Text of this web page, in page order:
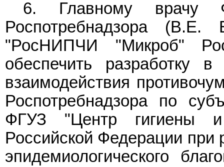
6. Главному врачу
Роспотребнадзора (В.Е.
"РосНИПЧИ "Микроб"
обеспечить разработку
взаимодействия
Роспотребнадзора по
ФГУЗ "Центр гигиены и
Российской Федерации при
эпидемиологического